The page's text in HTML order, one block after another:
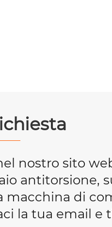
nostro sito
antitorsione,
macchina di
la tua email